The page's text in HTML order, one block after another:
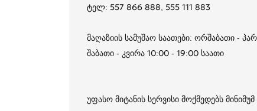
ტელ: 557 866 888, 555 111 883
მაღაზიის სამუშაო საათები: ორშაბათი -
შაბათი - კვირა 10:00 - 19:00 საათი
უფასო მიტანის სერვისი მოქმედებს